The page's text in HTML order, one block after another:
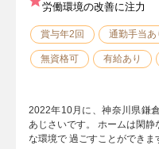
労働環境の改善に注力
賞与年2回 通勤手当あ
無資格可 有給あり
2022年10月に、神奈川県鎌
あじさいです。 ホームは閑
な環境で 過ごすことができ